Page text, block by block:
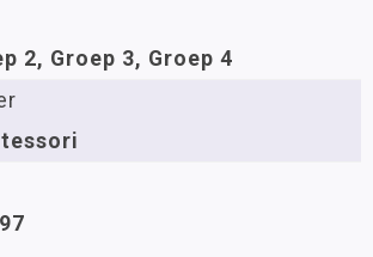
2, Groep 3, Groep 4